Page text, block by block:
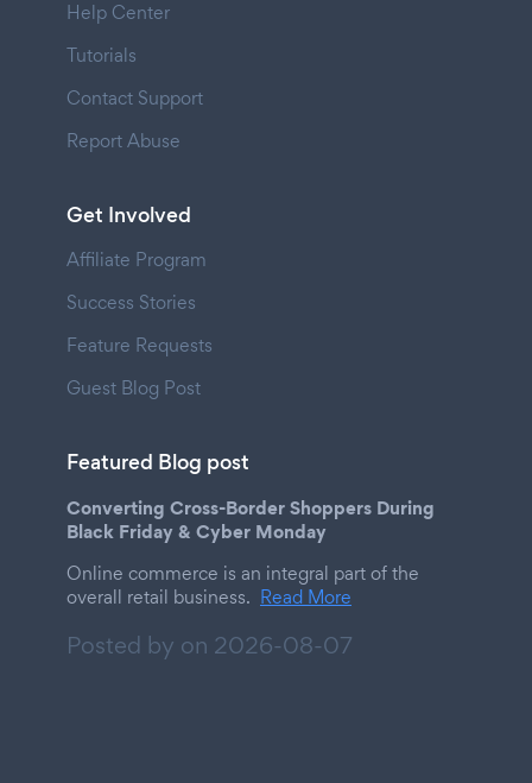
Help Center
Tutorials
Contact Support
Report Abuse
Get Involved
Affiliate Program
Success Stories
Feature Requests
Guest Blog Post
Featured Blog post
Converting Cross-Border Shoppers During
Black Friday & Cyber Monday
Online commerce is an integral part of the
overall retail business. Read More
Posted by on 2026-08-07